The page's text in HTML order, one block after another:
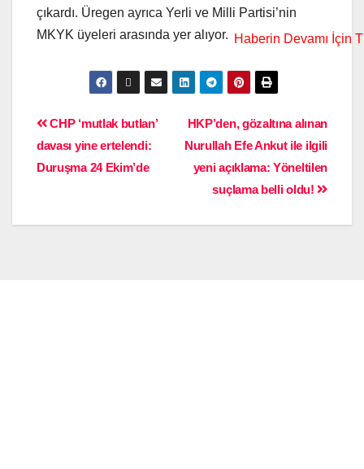
çıkardı. Üregen ayrıca Yerli ve Milli Partisi’nin
MKYK üyeleri arasında yer alıyor.
HKP’den, gözaltına alınan
Nurullah Efe Ankut ile ilgili
yeni açıklama: Yöneltilen
suçlama belli oldu!
CHP ‘mutlak butlan’
davası yine ertelendi:
Duruşma 24 Ekim’de